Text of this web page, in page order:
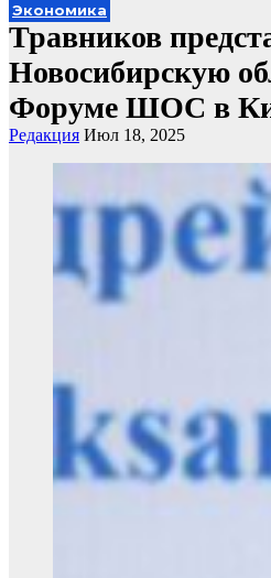
Экономика
Травников
Новосибирскую
Форуме ШОС в
Редакция Июл 18, 2025